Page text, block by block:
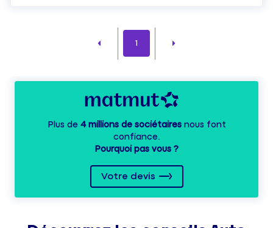
1
Plus de 4 millions de sociétairesnous font
confiance.
Pourquoi pas vous ?
Votre devis